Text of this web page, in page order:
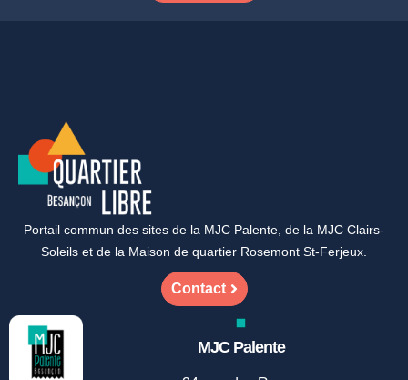
Portail commun des sites de la MJC Palente, de la MJC Clairs-
Soleils et de la Maison de quartier Rosemont St-Ferjeux.
Contact
MJC Palente